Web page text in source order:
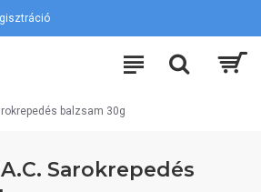
balzsam 30g
Sarokrepedés